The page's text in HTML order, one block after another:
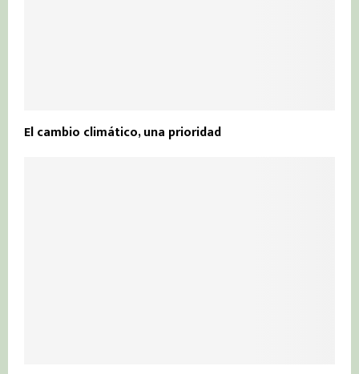
El cambio climático, una prioridad